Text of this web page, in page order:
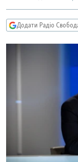
пошуку
СПОРТ
ТИ ЯК?
СПЕЦПРОЄКТИ
КРИМ РЕАЛІЇ
Додати Радіо